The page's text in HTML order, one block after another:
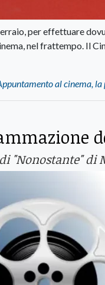
per effettuare
nel frattempo. Il
al cinema,
"Nonostante" di